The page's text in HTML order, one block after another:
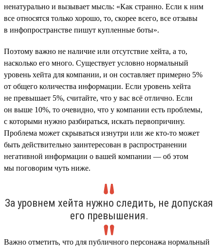
ненатурально и вызывает мысль: «Как странно. Если к ним
все относятся только хорошо, то, скорее всего, все отзывы
в инфопространстве пишут купленные боты».
Поэтому важно не наличие или отсутствие хейта, а то,
насколько его много. Существует условно нормальный
уровень хейта для компании, и он составляет примерно 5%
от общего количества информации. Если уровень хейта
не превышает 5%, считайте, что у вас всё отлично. Если
он выше 10%, то очевидно, что у компании есть проблемы,
с которыми нужно разбираться, искать первопричину.
Проблема может скрываться изнутри или же кто-то может
быть действительно заинтересован в распространении
негативной информации о вашей компании — об этом
мы поговорим чуть ниже.
За уровнем хейта нужно следить, не допуская
его превышения.
Важно отметить, что для публичного персонажа нормальный